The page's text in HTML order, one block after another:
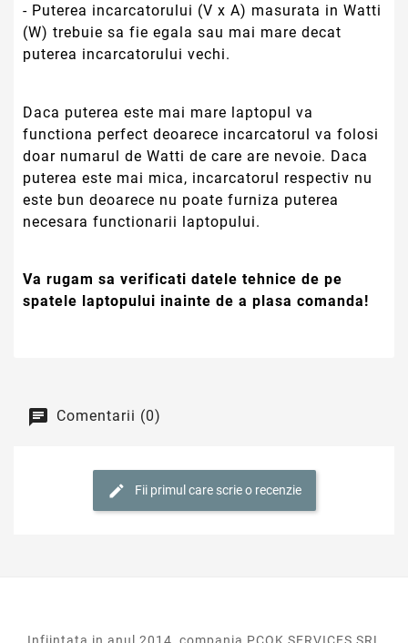
- Puterea incarcatorului (V x A) masurata in Watti
(W) trebuie sa fie egala sau mai mare decat
puterea incarcatorului vechi.
Daca puterea este mai mare laptopul va
functiona perfect deoarece incarcatorul va folosi
doar numarul de Watti de care are nevoie. Daca
puterea este mai mica, incarcatorul respectiv nu
este bun deoarece nu poate furniza puterea
necesara functionarii laptopului.
Va rugam sa verificati datele tehnice de pe
spatele laptopului inainte de a plasa comanda!
Comentarii (0)
Fii primul care scrie o recenzie